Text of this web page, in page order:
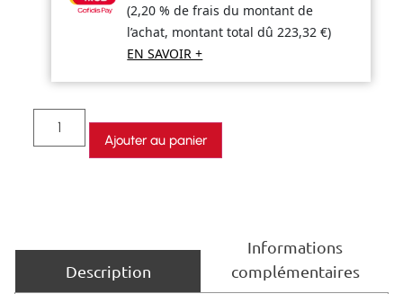
(2,20 % de frais du montant de
l’achat, montant total dû223,32€)
EN SAVOIR +
Ajouter au panier
Description
Informations
complémentaires